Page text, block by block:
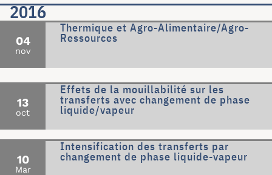
2016
04
nov
Thermique et Agro-Alimentaire/Agro-
Ressources
13
oct
Effets de la mouillabilité sur les
transferts avec changement de phase
liquide/vapeur
10
Mar
Intensification des transferts par
changement de phase liquide-vapeur